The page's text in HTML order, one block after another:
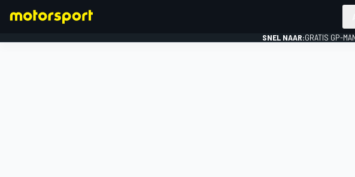
SNEL NAAR:GRATIS GP-